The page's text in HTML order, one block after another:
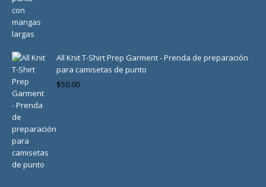
All Knit T-Shirt Prep Garment - Prenda de preparación
para camisetas de punto
$50.00